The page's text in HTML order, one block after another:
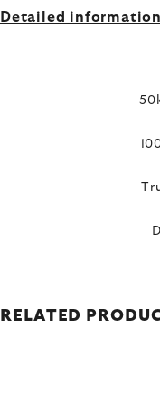
Detailed information
RELATED